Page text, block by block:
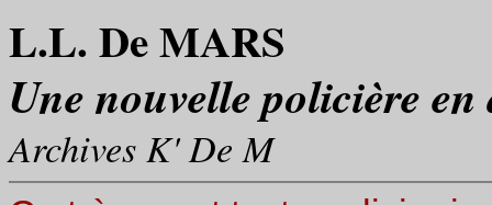
L.L. De MARS
Une nouvelle policière en
Archives K' De M